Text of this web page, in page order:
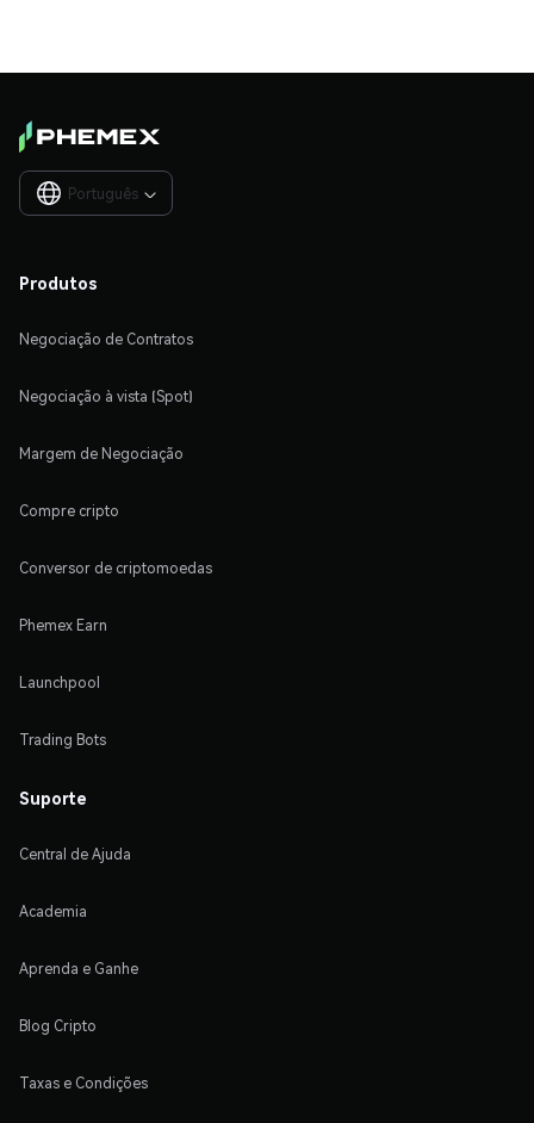
Português 
Produtos
Negociação de Contratos
Negociação à vista (Spot)
Margem de Negociação
Compre cripto
Conversor de criptomoedas
Phemex Earn
Launchpool
Trading Bots
Suporte
Central de Ajuda
Academia
Aprenda e Ganhe
Blog Cripto
Taxas e Condições